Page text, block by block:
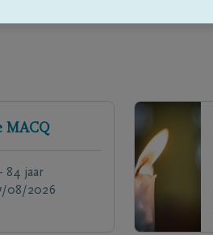
MACQ
84 jaar
08/2026